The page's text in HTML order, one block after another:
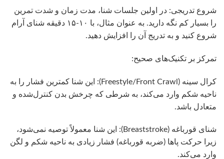
شروع تدریجی: در اولین جلسات شنا، مدت زمان و شدت تمرین
را بسیار کم نگه دارید. به عنوان مثال، با ۱۰-۱۵ دقیقه شنای آرام
شروع کنید و به تدریج آن را افزایش دهید.
تمرکز بر تکنیک‌های صحیح:
کرال سینه (Freestyle/Front Crawl): این شنا کمترین فشار را به
ناحیه شکم وارد می‌کند، به شرطی که چرخش بدن کنترل‌شده و
متعادل باشد.
شنای قورباغه (Breaststroke): این شنا معمولاً توصیه نمی‌شود،
زیرا حرکت پاها (ضربه قورباغه) فشار زیادی به ناحیه شکم و لگن
وارد می‌کند.